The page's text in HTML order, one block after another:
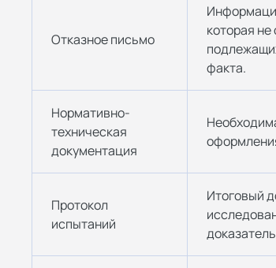
Отказное письмо
которая
факта.
Нормативно-
техническая
документация
Протокол
испытаний
Итоговый